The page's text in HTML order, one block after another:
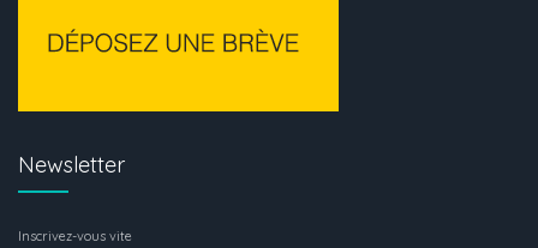
Newsletter
Inscrivez-vous vite